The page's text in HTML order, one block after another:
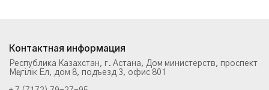
Контактная информация
Республика Казахстан, г. Астана, Дом министерств, проспект
Мәңгілік Ел, дом 8, подъезд 3, офис 801